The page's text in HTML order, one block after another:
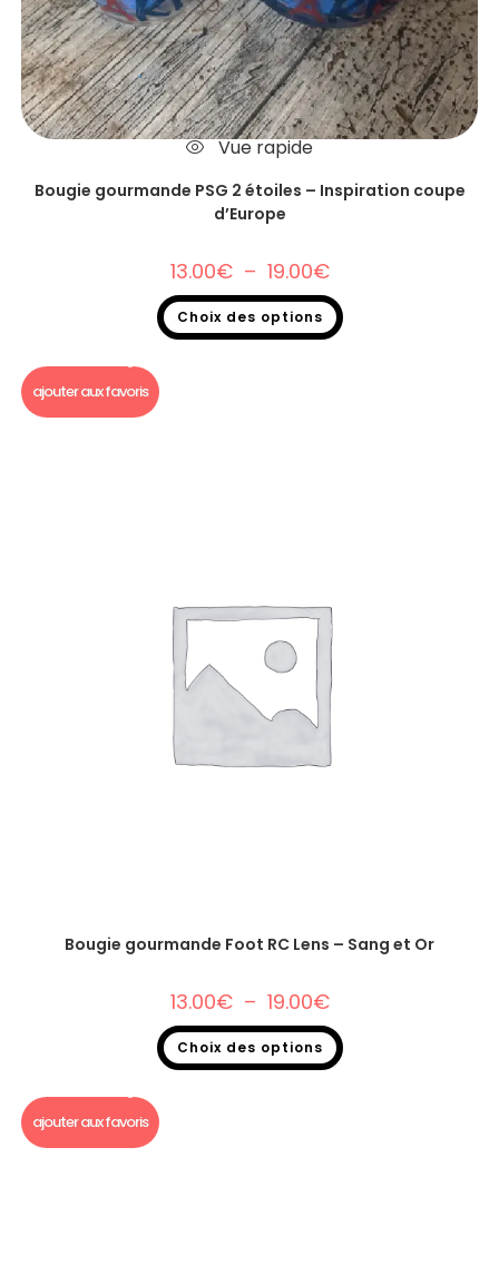
Vue rapide
Bougie gourmande PSG 2 étoiles – Inspiration coupe
d’Europe
13.00€ – 19.00€
Choix des options
ajouter aux favoris
Bougie gourmande Foot RC Lens – Sang et Or
13.00€ – 19.00€
Choix des options
ajouter aux favoris